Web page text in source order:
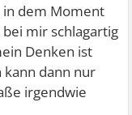
schon sehr
dann
wird es
sagen ich
die Hölle.
in dem Moment
mir schlagartig
Denken ist
kann dann nur
irgendwie